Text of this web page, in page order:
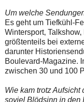
Um welche
Es geht um Tiefkühl-
Wintersport,
größtenteils bei
darunter
Boulevard-Magazine.
zwischen 30 und 100
Wie kam trotz
soviel Blödsinn in den